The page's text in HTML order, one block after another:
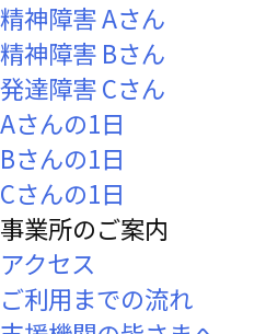
精神障害 Aさん
精神障害 Bさん
発達障害 Cさん
Aさんの1日
Bさんの1日
Cさんの1日
事業所のご案内
アクセス
ご利用までの流れ